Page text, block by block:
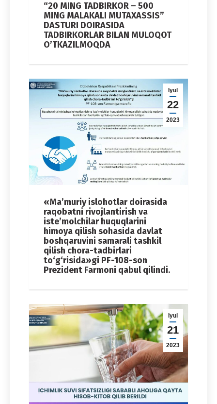
“20 MING TADBIRKOR – 500
MING MALAKALI MUTAXASSIS”
DASTURI DOIRASIDA
TADBIRKORLAR BILAN MULOQOT
OʼTKAZILMOQDA
Iyul
22
2023
«Ma’muriy islohotlar doirasida
raqobatni rivojlantirish va
iste’molchilar huquqlarini
himoya qilish sohasida davlat
boshqaruvini samarali tashkil
qilish chora-tadbirlari
to‘g‘risida»gi PF-108-son
Prezident Farmoni qabul qilindi.
Iyul
21
2023